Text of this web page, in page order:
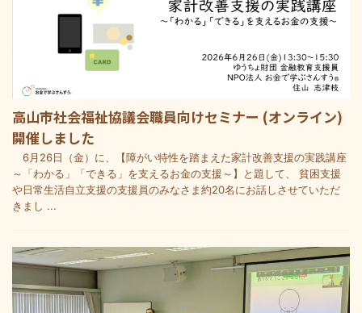
高山市社会福祉協議会職員向けセミナー (オンライン)
開催しました
6月26日（金）に、【障がい特性を踏まえた家計改善支援の実践講座
～「わかる」「できる」を支えるお金の支援～】と題して、 貧困支援
や日常生活自立支援の支援員のみなさま約20名にお話しさせていただ
きまし ...